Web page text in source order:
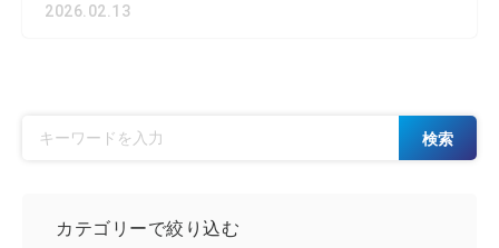
2026.02.13
検索
カテゴリーで絞り込む